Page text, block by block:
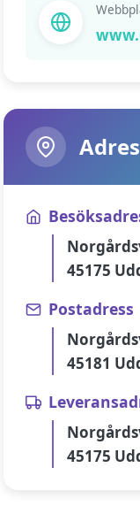
45175
Postadress
45181
45175